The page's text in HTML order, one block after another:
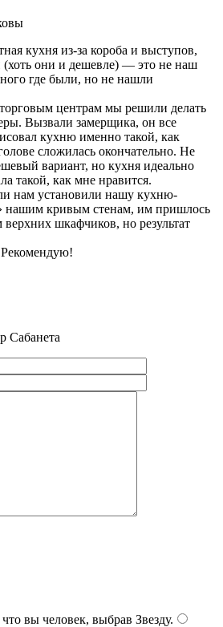
кухня из-за короба и выступов,
(хоть они и дешевле) — это не наш
где были, но не нашли
центрам мы решили делать
Вызвали замерщика, он все
кухню именно такой, как
сложилась окончательно. Не
вариант, но кухня идеально
такой, как мне нравится.
нам установили нашу кухню-
нашим кривым стенам, им пришлось
шкафчиков, но результат
Сабанета
вы человек, выбрав Звезду.